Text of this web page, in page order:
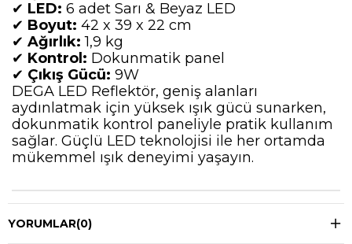
✔ LED: 6 adet Sarı & Beyaz LED
✔ Boyut: 42 x 39 x 22 cm
✔ Ağırlık: 1,9 kg
✔ Kontrol: Dokunmatik panel
✔ Çıkış Gücü: 9W
DEGA LED Reflektör, geniş alanları
aydınlatmak için yüksek ışık gücü sunarken,
dokunmatik kontrol paneliyle pratik kullanım
sağlar. Güçlü LED teknolojisi ile her ortamda
mükemmel ışık deneyimi yaşayın.
YORUMLAR(0)